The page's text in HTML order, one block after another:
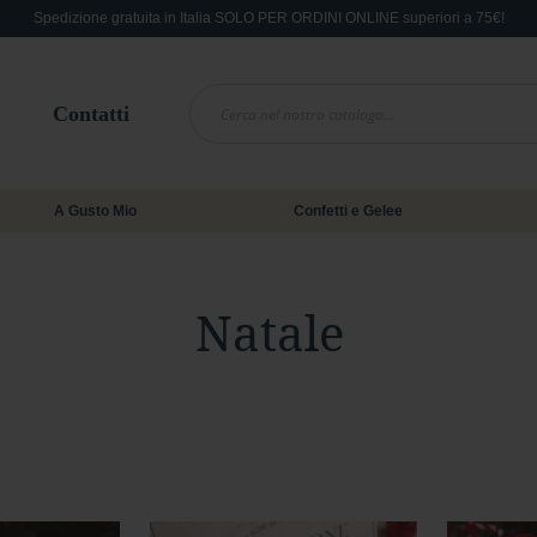
Spedizione gratuita in Italia SOLO PER ORDINI ONLINE superiori a 75€!
Contatti
A Gusto Mio Confetti e Gelee
Natale